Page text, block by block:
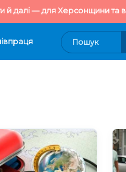
далі — для Херсонщини та